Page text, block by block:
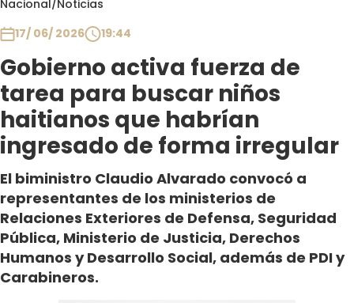
Nacional/Noticias
17/ 06/ 2026
19:44
Gobierno activa fuerza de
tarea para buscar niños
haitianos que habrían
ingresado de forma irregular
El biministro Claudio Alvarado convocó a
representantes de los ministerios de
Relaciones Exteriores de Defensa, Seguridad
Pública, Ministerio de Justicia, Derechos
Humanos y Desarrollo Social, además de PDI y
Carabineros.
Club De La Comedia
Contigo en Directo
Plan Perfecto
El Tiempo
Sabingo
Todos Los Programas